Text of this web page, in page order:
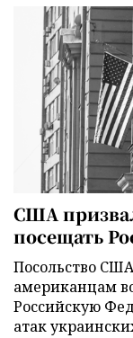
США
посещать
Посольство
американцам
Российскую
атак